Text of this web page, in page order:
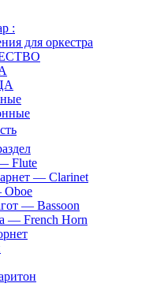
:
для оркестра
Flute
— Clarinet
— Bassoon
— French Horn